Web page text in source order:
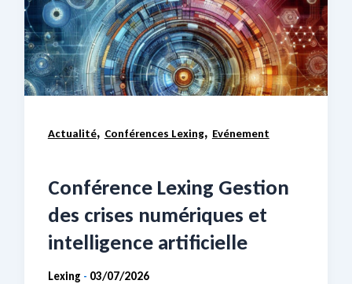
Actualité, Conférences Lexing, Evénement
Conférence Lexing Gestion
des crises numériques et
intelligence artificielle
Lexing - 03/07/2026